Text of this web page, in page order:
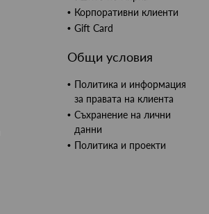
Корпоративни клиенти
Gift Card
Общи условия
Политика и информация
за правата на клиента
Съхранение на лични
данни
Политика и проекти